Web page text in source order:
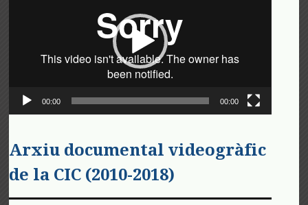
00:00 00:00
Arxiu documental videogràfic
de la CIC (2010-2018)